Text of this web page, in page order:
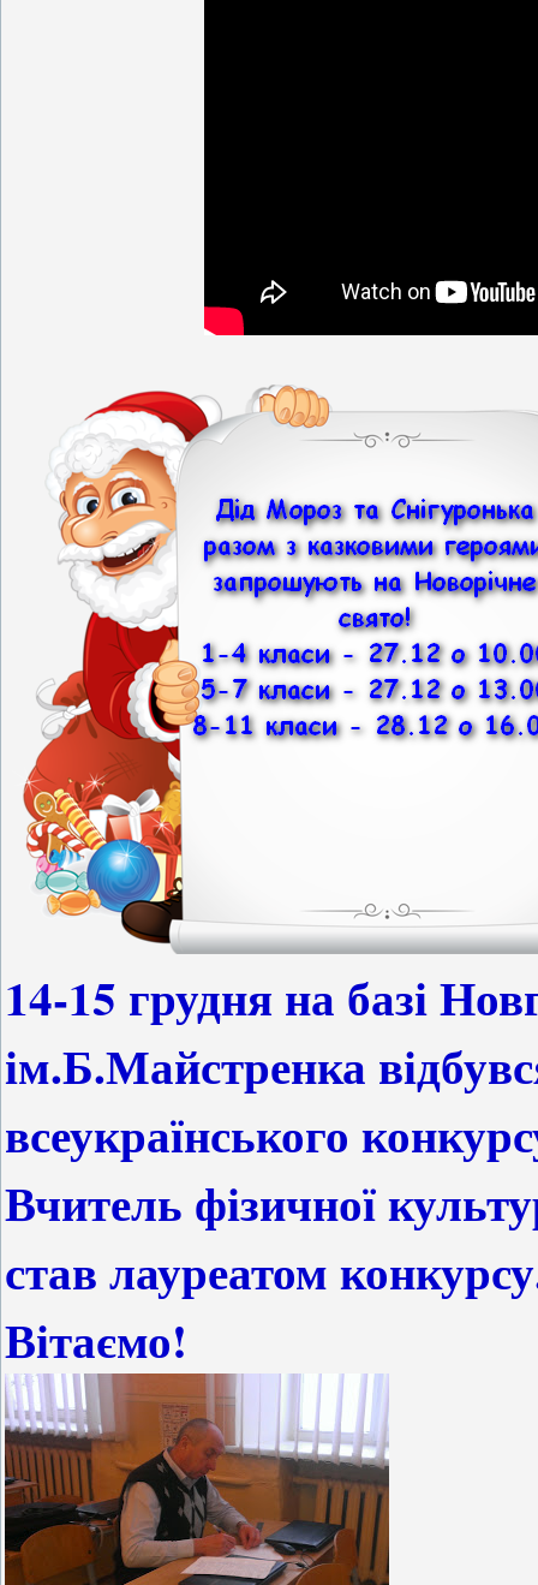
14-15 грудня на базі
ім.Б.Майстренка
всеукраїнського
Вчитель фізичної
став лауреатом
Вітаємо!